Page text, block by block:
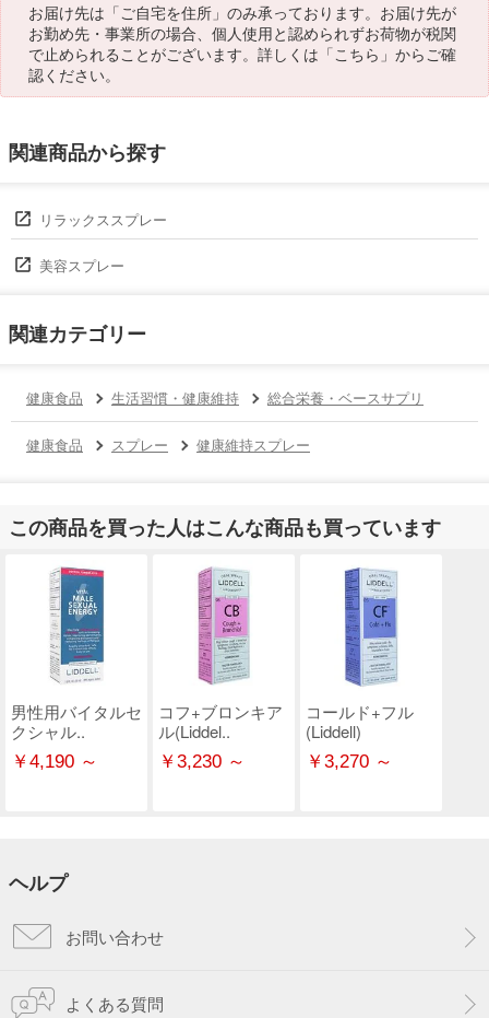
お届け先は「ご自宅を住所」のみ承っております。お届け先が
お勤め先・事業所の場合、個人使用と認められずお荷物が税関
で止められることがございます。詳しくは「こちら 」からご確
認ください。
関連商品から探す
リラックススプレー
美容スプレー
関連カテゴリー
健康食品 生活習慣・健康維持 総合栄養・ベースサプリ
健康食品 スプレー 健康維持スプレー
この商品を買った人はこんな商品も買っています
男性用バイタルセ
クシャル..
￥4,190 ～
コフ+ブロンキア
ル(Liddel..
￥3,230 ～
コールド+フル
(Liddell)
￥3,270 ～
ヘルプ
お問い合わせ
よくある質問